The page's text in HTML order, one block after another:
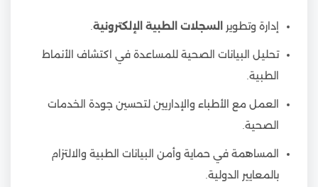
إدارة وتطوير السجلات الطبية الإلكترونية
تحليل البيانات الصحية للمساعدة في اكتشاف الأنماط
الطبية.
العمل مع الأطباء والإداريين لتحسين جودة الخدمات
الصحية.
المساهمة في حماية وأمن البيانات الطبية والالتزام
بالمعايير الدولية.